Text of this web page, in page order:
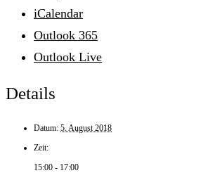
iCalendar
Outlook 365
Outlook Live
Details
Datum: 5. August 2018
Zeit:
15:00 - 17:00